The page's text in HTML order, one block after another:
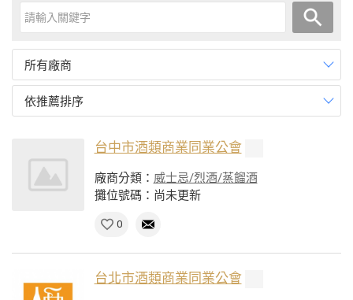
所有廠商
依推薦排序
台中市酒類商業同業公會
廠商分類： 威士忌/烈酒/蒸餾酒
攤位號碼：尚未更新
0
台北市酒類商業同業公會